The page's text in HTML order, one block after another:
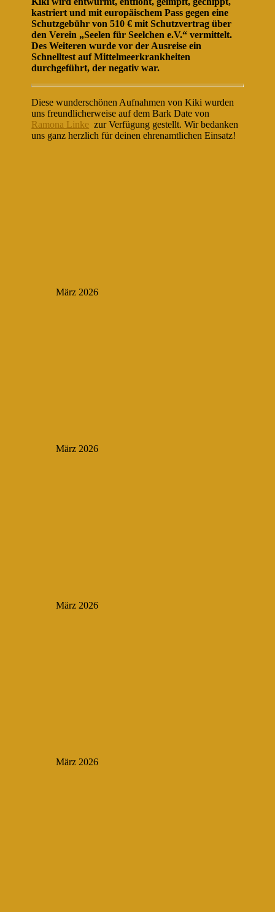
kastriert und mit europäischem Pass gegen eine
Schutzgebühr von 510 € mit Schutzvertrag über
den Verein „Seelen für Seelchen e.V.“ vermittelt.
Des Weiteren wurde vor der Ausreise ein
Schnelltest auf Mittelmeerkrankheiten
durchgeführt, der negativ war.
Diese wunderschönen Aufnahmen von Kiki wurden
uns freundlicherweise auf dem Bark Date von
Ramona Linke zur Verfügung gestellt. Wir bedanken
uns ganz herzlich für deinen ehrenamtlichen Einsatz!
März 2026
März 2026
März 2026
März 2026